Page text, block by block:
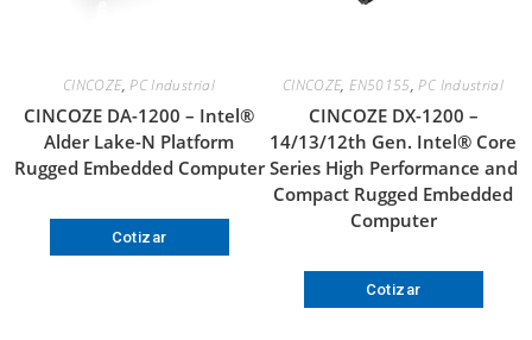
CINCOZE,PC Industrial
CINCOZE DA-1200 – Intel®
Alder Lake-N Platform
Rugged Embedded Computer
Cotizar
CINCOZE,EN50155,PC Industrial
CINCOZE DX-1200 –
14/13/12th Gen. Intel® Core
Series High Performance and
Compact Rugged Embedded
Computer
Cotizar